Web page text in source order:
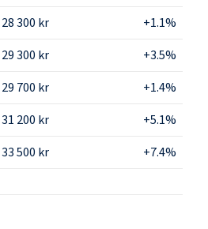
28 300 kr
+1.1%
29 300 kr
+3.5%
29 700 kr
+1.4%
31 200 kr
+5.1%
33 500 kr +7.4%